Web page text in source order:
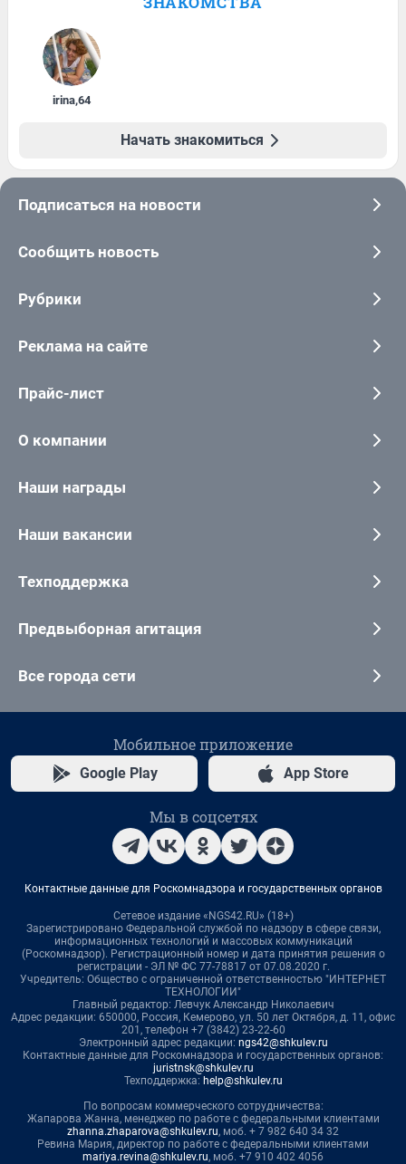
irina,64
Начать знакомиться
Подписаться на новости
Сообщить новость
Рубрики
Реклама на сайте
Прайс-лист
О компании
Наши награды
Наши вакансии
Техподдержка
Предвыборная агитация
Все города сети
Мобильное приложение
Google Play App Store
Мы в соцсетях
Контактные данные для Роскомнадзора и государственных органов
Сетевое издание «NGS42.RU» (18+)
Зарегистрировано Федеральной службой по надзору в сфере связи,
информационных технологий и массовых коммуникаций
(Роскомнадзор). Регистрационный номер и дата принятия решения о
регистрации - ЭЛ № ФС 77-78817 от 07.08.2020 г.
Учредитель: Общество с ограниченной ответственностью "ИНТЕРНЕТ
ТЕХНОЛОГИИ"
Главный редактор: Левчук Александр Николаевич
Адрес редакции: 650000, Россия, Кемерово, ул. 50 лет Октября, д. 11, офис
201, телефон +7 (3842) 23-22-60
Электронный адрес редакции: ngs42@shkulev.ru
Контактные данные для Роскомнадзора и государственных органов:
juristnsk@shkulev.ru
Техподдержка: help@shkulev.ru
По вопросам коммерческого сотрудничества:
Жапарова Жанна, менеджер по работе с федеральными клиентами
zhanna.zhaparova@shkulev.ru, моб. + 7 982 640 34 32
Ревина Мария, директор по работе с федеральными клиентами
mariya.revina@shkulev.ru, моб. +7 910 402 4056